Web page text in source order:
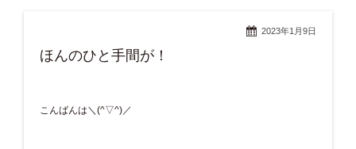
2023年1月9日
ほんのひと手間が！
こんばんは＼(^▽^)／